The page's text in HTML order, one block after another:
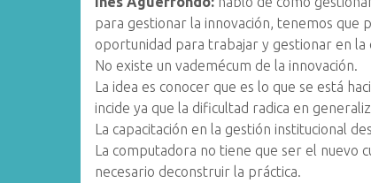
para gestionar la innovación, tenemos que
oportunidad para trabajar y gestionar en
No existe un vademécum de la innovación.
La idea es conocer que es lo que se está
incide ya que la dificultad radica en
La capacitación en la gestión institucional
La computadora no tiene que ser el nuevo
necesario deconstruir la práctica.